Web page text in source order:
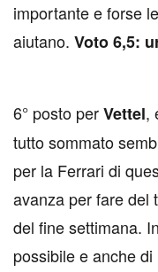
importante e forse
aiutano. Voto 6,5:
6° posto perVettel,
tutto sommato
per la Ferrari di
avanza per fare del
del fine settimana.
possibile e anche